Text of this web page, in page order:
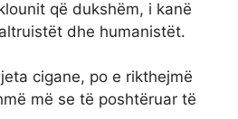
që dukshëm, i kanë
dhe humanistët.
cigane, po e rikthejmë
më se të poshtëruar të